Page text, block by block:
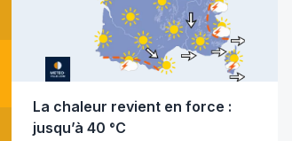
La chaleur revient en force :
jusqu’à 40 °C